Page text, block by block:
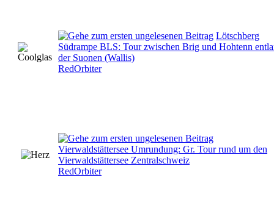
Lötschberg
Südrampe BLS: Tour zwischen Brig und Hohtenn
der Suonen (Wallis)
RedOrbiter
Vierwaldstättersee Umrundung: Gr. Tour rund um den
Vierwaldstättersee Zentralschweiz
RedOrbiter